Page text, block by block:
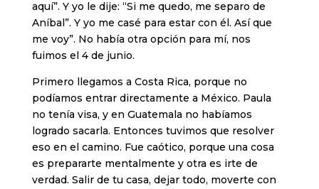
aquí”. Y yo le dije: “Si me quedo, me separo de
Aníbal”. Y yo me casé para estar con él. Así que
me voy”. No había otra opción para mí, nos
fuimos el 4 de junio.
Primero llegamos a Costa Rica, porque no
podíamos entrar directamente a México. Paula
no tenía visa, y en Guatemala no habíamos
logrado sacarla. Entonces tuvimos que resolver
eso en el camino. Fue caótico, porque una cosa
es prepararte mentalmente y otra es irte de
verdad. Salir de tu casa, dejar todo, moverte con